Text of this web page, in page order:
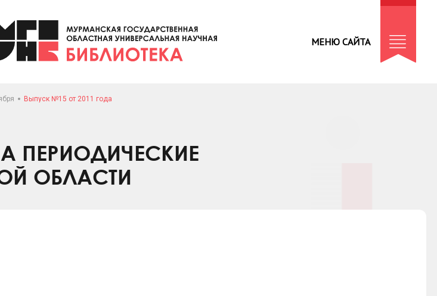
МЕНЮ САЙТА
Выпуск №15 от 2011 года
ПЕРИОДИЧЕСКИЕ
ОБЛАСТИ